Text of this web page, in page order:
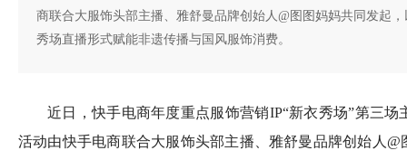
商联合大服饰头部主播、雅舒曼品牌创始人@图图妈妈共同发起
秀场直播形式赋能非遗传播与国风服饰消费。
近日，快手电商年度重点服饰营销IP“新衣秀场”第三
活动由快手电商联合大服饰头部主播、雅舒曼品牌创始人